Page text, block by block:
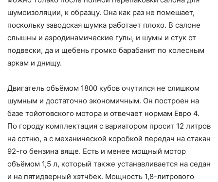
шумоизоляции, к образцу. Она как раз не помешает,
поскольку заводская шумка работает плохо. В салоне
слышны и аэродинамические гулы, и шумы и стук от
подвески, да и щебень громко барабанит по колесным
аркам и днищу.
Двигатель объёмом 1800 кубов очутился не слишком
шумным и достаточно экономичным. Он построен на
базе тойотовского мотора и отвечает нормам Евро 4.
По городу комплектация с вариатором просит 12 литров
на сотню, а с механической коробкой передач на стакан
92-го бензина вяще. Есть и менее мощный мотор
объёмом 1,5 л, который также устанавливается на седан
и на пятидверный хэтчбек. Мощность 1,8-литрового